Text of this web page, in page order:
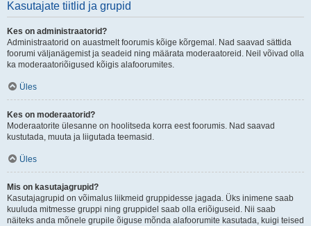
Kasutajate tiitlid ja grupid
Kes on administraatorid?
Administraatorid on auastmelt foorumis kõige kõrgemal. Nad saavad sättida
foorumi väljanägemist ja seadeid ning määrata moderaatoreid. Neil võivad olla
ka moderaatoriõigused kõigis alafoorumites.
Üles
Kes on moderaatorid?
Moderaatorite ülesanne on hoolitseda korra eest foorumis. Nad saavad
kustutada, muuta ja liigutada teemasid.
Üles
Mis on kasutajagrupid?
Kasutajagrupid on võimalus liikmeid gruppidesse jagada. Üks inimene saab
kuuluda mitmesse gruppi ning gruppidel saab olla eriõiguseid. Nii saab
näiteks anda mõnele grupile õiguse mõnda alafoorumite kasutada, kuigi teised